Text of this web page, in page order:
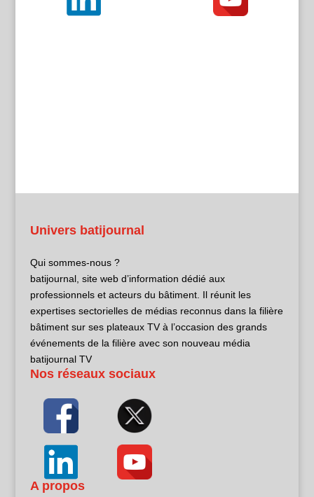
Univers batijournal
Qui sommes-nous ?
batijournal, site web d’information dédié aux
professionnels et acteurs du bâtiment. Il réunit les
expertises sectorielles de médias reconnus dans la filière
bâtiment sur ses plateaux TV à l’occasion des grands
événements de la filière avec son nouveau média
batijournal TV
Nos réseaux sociaux
A propos